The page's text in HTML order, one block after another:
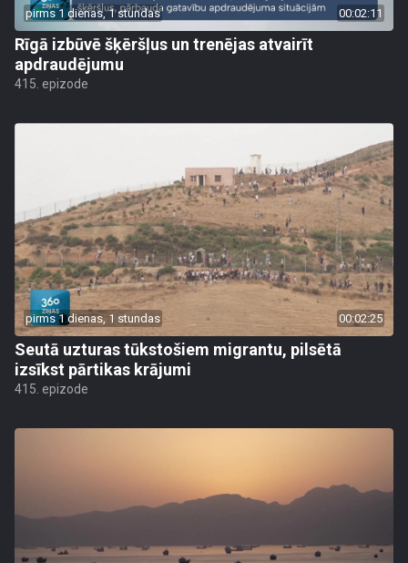
pirms 1 dienas, 1 stundas 00:02:11
Rīgā izbūvē šķēršļus un trenējas atvairīt
apdraudējumu
415. epizode
pirms 1 dienas, 1 stundas 00:02:25
Seutā uzturas tūkstošiem migrantu, pilsētā
izsīkst pārtikas krājumi
415. epizode